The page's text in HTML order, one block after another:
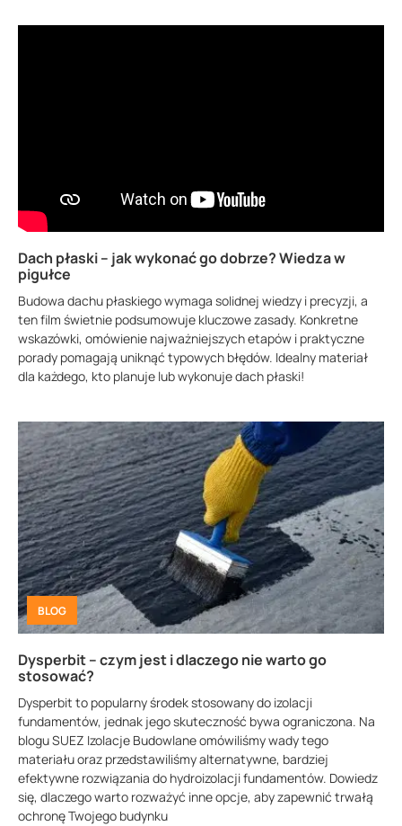
Dach płaski – jak wykonać go dobrze? Wiedza w
pigułce
Budowa dachu płaskiego wymaga solidnej wiedzy i precyzji, a
ten film świetnie podsumowuje kluczowe zasady. Konkretne
wskazówki, omówienie najważniejszych etapów i praktyczne
porady pomagają uniknąć typowych błędów. Idealny materiał
dla każdego, kto planuje lub wykonuje dach płaski!
BLOG
Dysperbit – czym jest i dlaczego nie warto go
stosować?
Dysperbit to popularny środek stosowany do izolacji
fundamentów, jednak jego skuteczność bywa ograniczona. Na
blogu SUEZ Izolacje Budowlane omówiliśmy wady tego
materiału oraz przedstawiliśmy alternatywne, bardziej
efektywne rozwiązania do hydroizolacji fundamentów. Dowiedz
się, dlaczego warto rozważyć inne opcje, aby zapewnić trwałą
ochronę Twojego budynku